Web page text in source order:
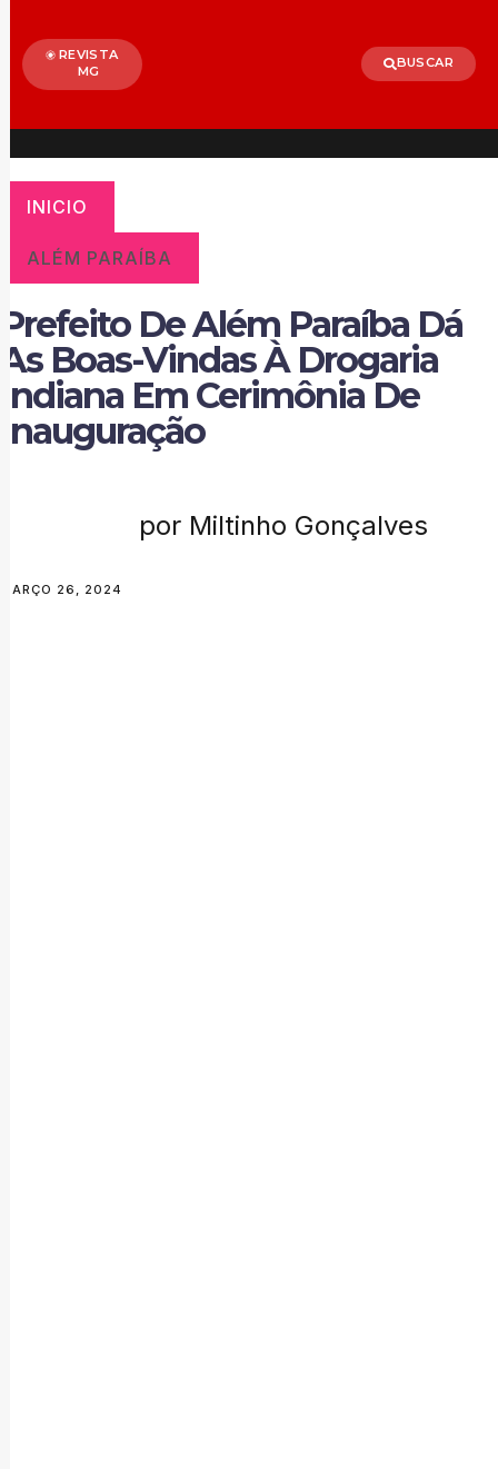
REVISTA
MG
BUSCAR
INICIO
ALÉM PARAÍBA
Prefeito De Além Paraíba Dá
As Boas-Vindas À Drogaria
Indiana Em Cerimônia De
Inauguração
por Miltinho Gonçalves
MARÇO 26, 2024